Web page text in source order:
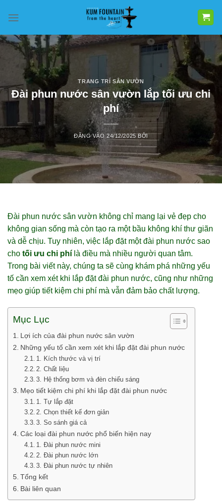
qua
dung
TRANG TRÍ SÂN VƯỜN
Đài phun nước sân vườn lắp tối ưu chi
phí
ĐĂNG VÀO24/12/2025 BỞI
Đài phun nước sân vườn không chỉ mang lại vẻ đẹp cho
không gian sống mà còn tạo ra một bầu không khí thư giãn
và dễ chịu. Tuy nhiên, việc lắp đặt một đài phun nước sao
cho tối ưu chi phí là điều mà nhiều người quan tâm.
Trong bài viết này, chúng ta sẽ cùng khám phá những yếu
tố cần xem xét khi lắp đặt đài phun nước, cũng như những
mẹo giúp tiết kiệm chi phí mà vẫn đảm bảo chất lượng.
Mục Lục
Lợi ích của đài phun nước sân vườn
Những yếu tố cần xem xét khi lắp đặt đài phun nước
1. Kích thước và vị trí
2. Chất liệu
3. Hệ thống bơm và đèn chiếu sáng
Mẹo tiết kiệm chi phí khi lắp đặt đài phun nước
1. Tự lắp đặt
2. Chọn thiết kế đơn giản
3. So sánh giá cả
Các loại đài phun nước phổ biến hiện nay
1. Đài phun nước mini
2. Đài phun nước lớn
3. Đài phun nước tự nhiên
Tổng kết
Bài liên quan